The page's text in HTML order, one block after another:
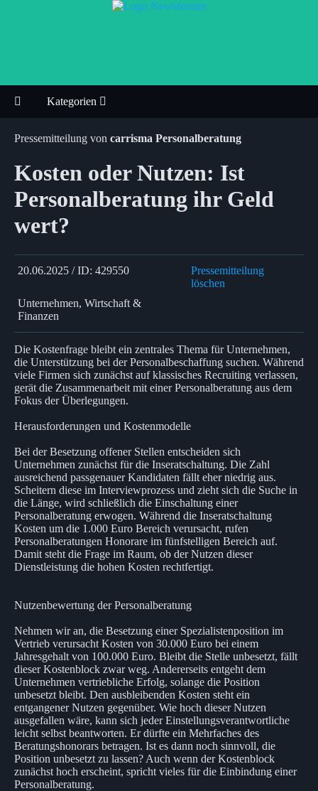
Kategorien
Pressemitteilung von carrisma Personalberatung
Kosten oder Nutzen: Ist
Personalberatung ihr Geld
wert?
20.06.2025 / ID: 429550
Pressemitteilung
löschen
Unternehmen, Wirtschaft &
Finanzen
Die Kostenfrage bleibt ein zentrales Thema für Unternehmen,
die Unterstützung bei der Personalbeschaffung suchen. Während
viele Firmen sich zunächst auf klassisches Recruiting verlassen,
gerät die Zusammenarbeit mit einer Personalberatung aus dem
Fokus der Überlegungen.
Herausforderungen und Kostenmodelle
Bei der Besetzung offener Stellen entscheiden sich
Unternehmen zunächst für die Inseratschaltung. Die Zahl
ausreichend passgenauer Kandidaten fällt eher niedrig aus.
Scheitern diese im Interviewprozess und zieht sich die Suche in
die Länge, wird schließlich die Einschaltung einer
Personalberatung erwogen. Während die Inseratschaltung
Kosten um die 1.000 Euro Bereich verursacht, rufen
Personalberatungen Honorare im fünfstelligen Bereich auf.
Damit steht die Frage im Raum, ob der Nutzen dieser
Dienstleistung die hohen Kosten rechtfertigt.
Nutzenbewertung der Personalberatung
Nehmen wir an, die Besetzung einer Spezialistenposition im
Vertrieb verursacht Kosten von 30.000 Euro bei einem
Jahresgehalt von 100.000 Euro. Bleibt die Stelle unbesetzt, fällt
dieser Kostenblock zwar weg. Andererseits entgeht dem
Unternehmen vertriebliche Erfolg, solange die Position
unbesetzt bleibt. Den ausbleibenden Kosten steht ein
entgangener Nutzen gegenüber. Wie hoch dieser Nutzen
ausgefallen wäre, kann sich jeder Einstellungsverantwortliche
leicht selbst beantworten. Er dürfte ein Mehrfaches des
Beratungshonorars betragen. Ist es dann noch sinnvoll, die
Position unbesetzt zu lassen? Auch wenn der Kostenblock
zunächst hoch erscheint, spricht vieles für die Einbindung einer
Personalberatung.